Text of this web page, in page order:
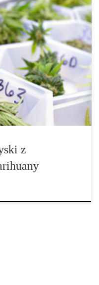
będą drastycznym
drogę dla legalnej branży
Mark Golding
dekryminalizacji prywatnego
również na korzystanie
z